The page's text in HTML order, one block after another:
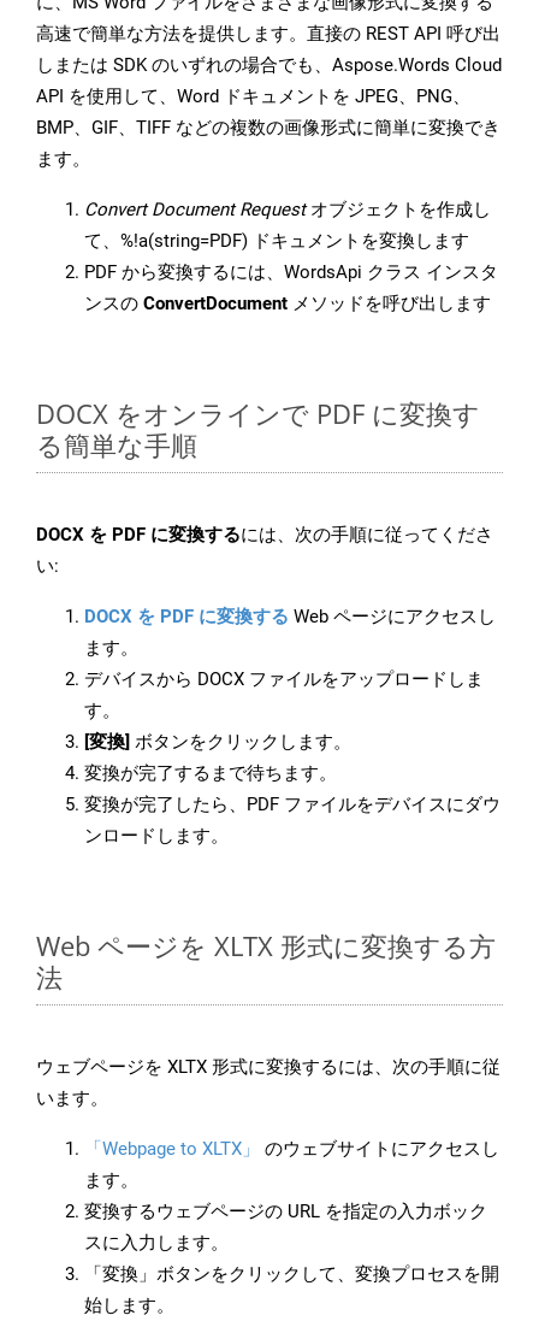
高速で簡単な方法を提供します。直接の REST API 呼び出
しまたは SDK のいずれの場合でも、Aspose.Words Cloud
API を使用して、Word ドキュメントを JPEG、PNG、
BMP、GIF、TIFF などの複数の画像形式に簡単に変換でき
ます。
Convert Document Requestオブジェクトを作成し
て、%!a(string=PDF) ドキュメントを変換します
PDF から変換するには、WordsApi クラス インスタ
ンスの ConvertDocument メソッドを呼び出します
DOCX をオンラインで PDF に変換す
る簡単な手順
DOCX を PDF に変換するには、次の手順に従ってくださ
い:
DOCX を PDF に変換する Web ページにアクセスし
ます。
デバイスから DOCX ファイルをアップロードしま
す。
[変換] ボタンをクリックします。
変換が完了するまで待ちます。
変換が完了したら、PDF ファイルをデバイスにダウ
ンロードします。
Web ページを XLTX 形式に変換する方
法
ウェブページを XLTX 形式に変換するには、次の手順に従
います。
「Webpage to XLTX」
のウェブサイトにアクセスし
ます。
変換するウェブページの URL を指定の入力ボック
スに入力します。
「変換」ボタンをクリックして、変換プロセスを開
始します。